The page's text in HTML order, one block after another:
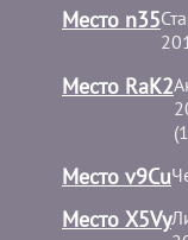
Место n35
Место RaK2
Место v9Cu
Место X5Vy